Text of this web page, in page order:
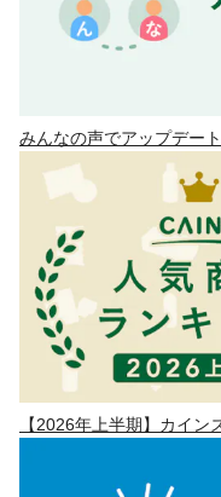
みんなの声でアップデー
【2026年上半期】カイン